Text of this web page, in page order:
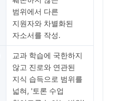
범위에서 다른
지원자와 차별화된
자소서를 작성.
교과 학습에 국한하지
않고 진로와 연관된
지식 습득으로 범위를
넓혀, '토론 수업